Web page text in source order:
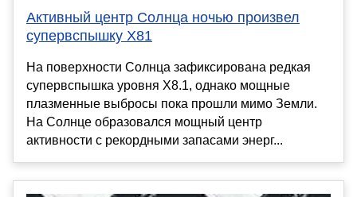
Активный центр Солнца ночью произвел
супервспышку X81
На поверхности Солнца зафиксирована редкая
супервспышка уровня X8.1, однако мощные
плазменные выбросы пока прошли мимо Земли.
На Солнце образовался мощный центр
активности с рекордными запасами энерг...